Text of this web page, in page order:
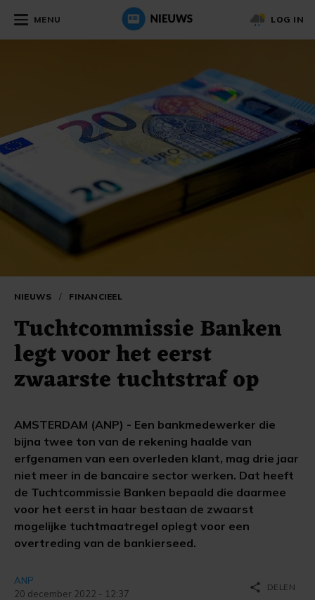
MENU LOG IN
NIEUWS / FINANCIEEL
Tuchtcommissie Banken
legt voor het eerst
zwaarste tuchtstraf op
AMSTERDAM (ANP) - Een bankmedewerker die
bijna twee ton van de rekening haalde van
erfgenamen van een overleden klant, mag drie jaar
niet meer in de bancaire sector werken. Dat heeft
de Tuchtcommissie Banken bepaald die daarmee
voor het eerst in haar bestaan de zwaarst
mogelijke tuchtmaatregel oplegt voor een
overtreding van de bankierseed.
ANP
20 december 2022 - 12:37
share DELEN